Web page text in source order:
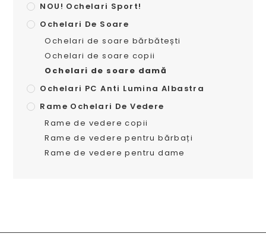
NOU! Ochelari Sport!
Ochelari De Soare
Ochelari de soare bărbătești
Ochelari de soare copii
Ochelari de soare damă
Ochelari PC Anti Lumina Albastra
Rame Ochelari De Vedere
Rame de vedere copii
Rame de vedere pentru bărbați
Rame de vedere pentru dame